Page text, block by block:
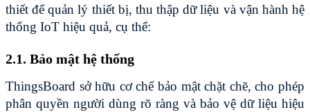
thiết để quản lý thiết bị, thu thập dữ liệu và vận hành hệ
thống IoT hiệu quả, cụ thể:
2.1. Bảo mật hệ thống
ThingsBoard sở hữu cơ chế bảo mật chặt chẽ, cho phép
phân quyền người dùng rõ ràng và bảo vệ dữ liệu hiệu